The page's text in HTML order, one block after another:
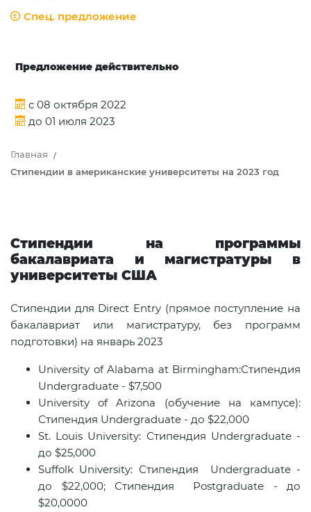
Спец. предложение
Предложение действительно
c 08 октября 2022
до 01 июля 2023
Главная
Стипендии в американские университеты на 2023 год
Стипендии на программы
бакалавриата и магистратуры в
университеты США
Стипендии для Direct Entry (прямое поступление на
бакалавриат или магистратуру, без программ
подготовки) на январь 2023
University of Alabama at Birmingham:Стипендия
Undergraduate - $7,500
University of Arizona (обучение на кампусе):
Стипендия Undergraduate - до $22,000
St. Louis University: Стипендия Undergraduate -
до $25,000
Suffolk University: Стипендия Undergraduate -
до $22,000; Стипендия Postgraduate - до
$20,0000